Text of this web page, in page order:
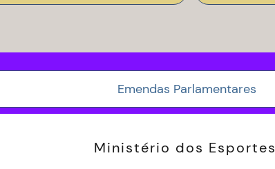
Emendas Parlamentares
Ministério dos Esportes